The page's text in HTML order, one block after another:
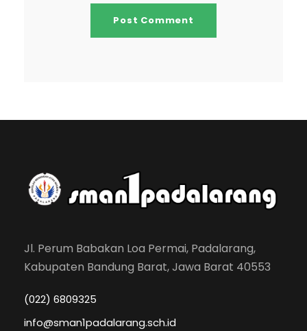
Jl. Perum Babakan Loa Permai, Padalarang,
Kabupaten Bandung Barat, Jawa Barat 40553
(022) 6809325
info@sman1padalarang.sch.id